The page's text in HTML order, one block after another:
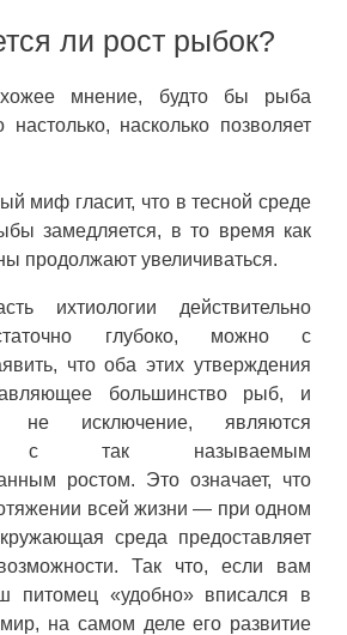
ли рост рыбок?
мнение, будто бы рыба
настолько, насколько позволяет
миф гласит, что в тесной среде
замедляется, в то время как
продолжают увеличиваться.
ихтиологии действительно
глубоко, можно с
что оба этих утверждения
большинство рыб, и
не исключение, являются
с так называемым
ростом. Это означает, что
всей жизни — при одном
среда предоставляет
Так что, если вам
питомец «удобно» вписался в
на самом деле его развитие